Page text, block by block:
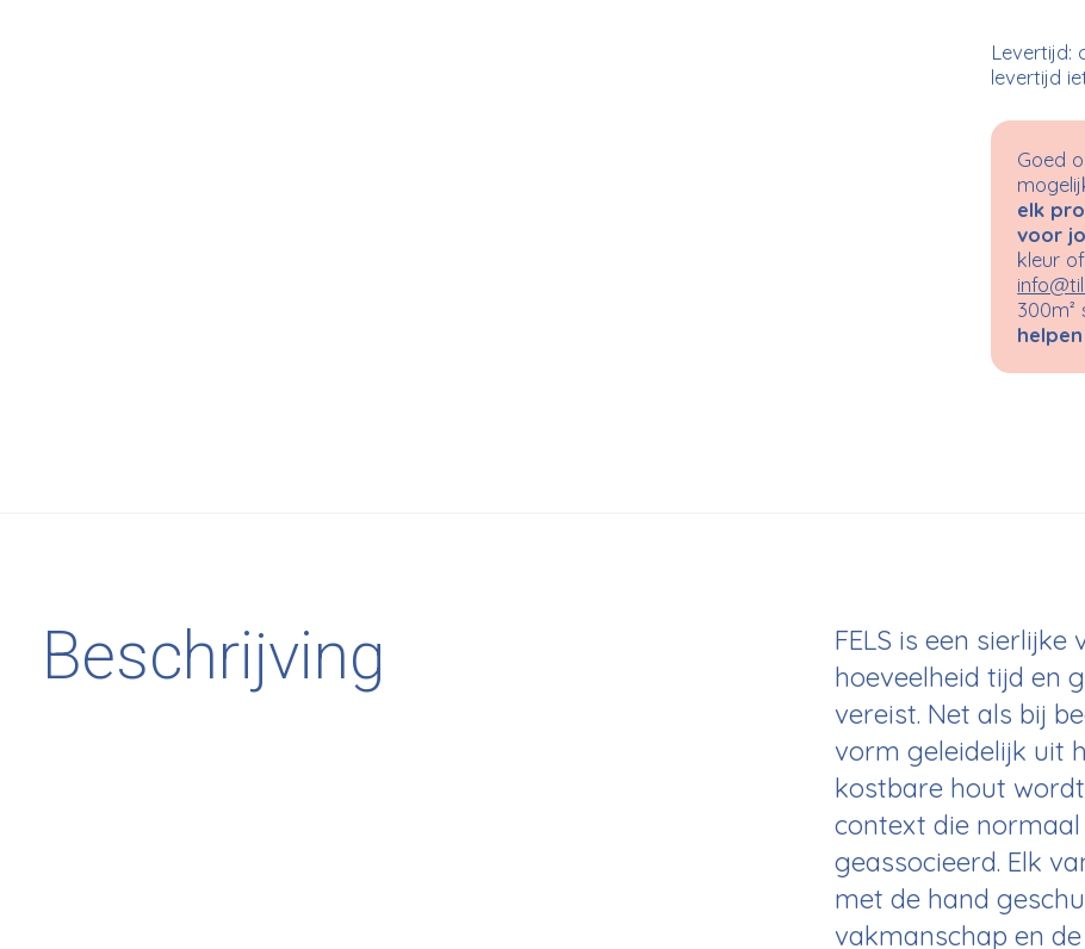
Levertijd:
levertijd
Goed
elk
voor
kleur
Beschrijving
FELS is een
hoeveelheid tijd en
vereist. Net als bij
vorm geleidelijk uit
kostbare hout
context die
geassocieerd. Elk
met de hand
vakmanschap en